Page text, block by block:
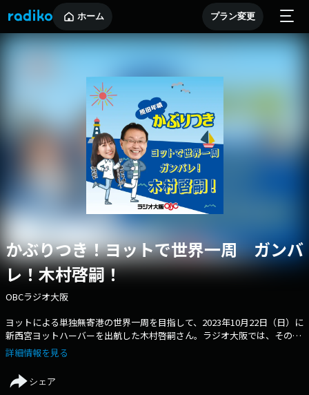
ホーム プラン変更
かぶりつき！ヨットで世界一周 ガンバ
レ！木村啓嗣！
OBCラジオ大阪
ヨットによる単独無寄港の世界一周を目指して、2023年10月22日（日）に
新西宮ヨットハーバーを出航した木村啓嗣さん。ラジオ大阪では、その活
躍の様子を番組で取り上げ、リスナーの皆さんと一緒に応援しています。
海上で日々頑張っている木村さんへスタジオから衛星電話で繋ぎ、その時
の位置や様子、航海中の出来事などをお伺いし、その時点での生の声をお
届けしています。ヨットについて詳しく知らない方も含め、世界一周の達
詳細情報を見る
シェア